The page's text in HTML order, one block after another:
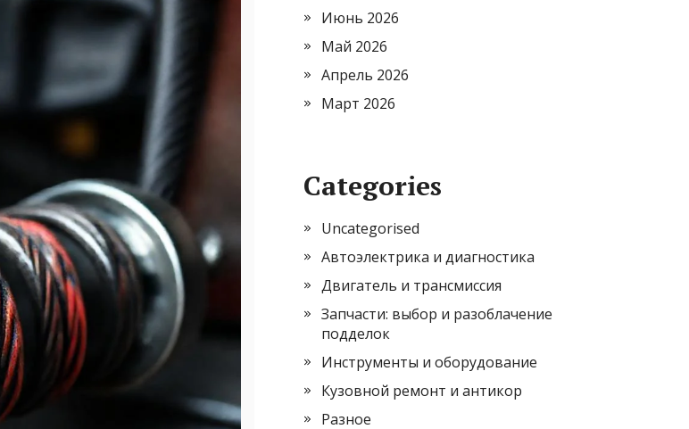
Июнь 2026
Май 2026
Апрель 2026
Март 2026
Categories
Uncategorised
Автоэлектрика и диагностика
Двигатель и трансмиссия
Запчасти: выбор и разоблачение
подделок
Инструменты и оборудование
Кузовной ремонт и антикор
Разное